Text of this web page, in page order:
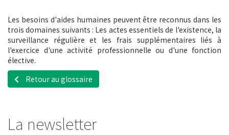
Les besoins d'aides humaines peuvent être reconnus dans les
trois domaines suivants : Les actes essentiels de l'existence, la
surveillance régulière et les frais supplémentaires liés à
l'exercice d'une activité professionnelle ou d'une fonction
élective.
Retour au glossaire
La newsletter